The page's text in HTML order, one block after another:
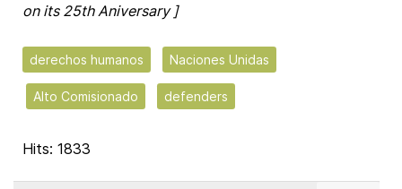
on its 25th Aniversary ]
derechos humanos Naciones Unidas
Alto Comisionado defenders
Hits: 1833